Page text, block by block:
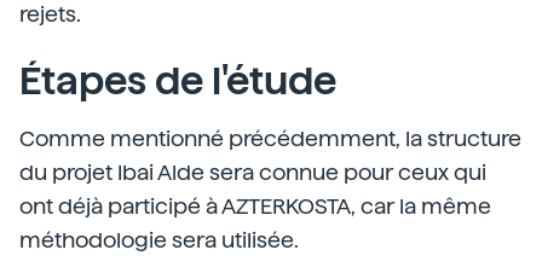
rejets.
Étapes de l'étude
Comme mentionné précédemment, la structure
du projet Ibai Alde sera connue pour ceux qui
ont déjà participé à AZTERKOSTA, car la même
méthodologie sera utilisée.